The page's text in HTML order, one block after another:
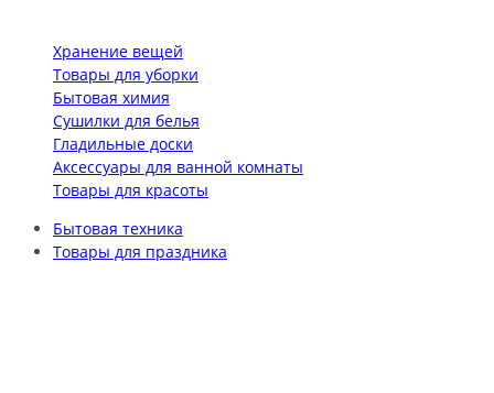
Хранение вещей
Товары для уборки
Бытовая химия
Сушилки для белья
Гладильные доски
Аксессуары для ванной комнаты
Товары для красоты
Бытовая техника
Товары для праздника